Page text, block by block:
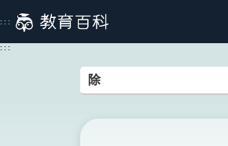
到
主
:::
:::